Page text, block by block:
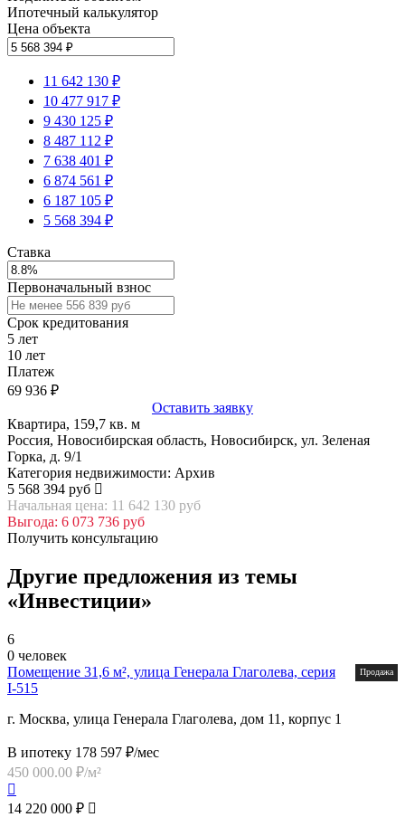
Ипотечный калькулятор
Цена объекта
11 642 130 ₽
10 477 917 ₽
9 430 125 ₽
8 487 112 ₽
7 638 401 ₽
6 874 561 ₽
6 187 105 ₽
5 568 394 ₽
Ставка
Первоначальный взнос
Срок кредитования
5 лет
10 лет
Платеж
69 936 ₽
Оставить заявку
Квартира, 159,7 кв. м
Россия, Новосибирская область, Новосибирск, ул. Зеленая
Горка, д. 9/1
Категория недвижимости: Архив
5 568 394 руб
Начальная цена: 11 642 130 руб
Выгода: 6 073 736 руб
Получить консультацию
Другие предложения из темы
«Инвестиции»
6
0 человек
Помещение 31,6 м², улица Генерала Глаголева, серия
I-515
Продажа
г. Москва, улица Генерала Глаголева, дом 11, корпус 1
В ипотеку 178 597 ₽/мес
450 000.00 ₽/м²
14 220 000 ₽